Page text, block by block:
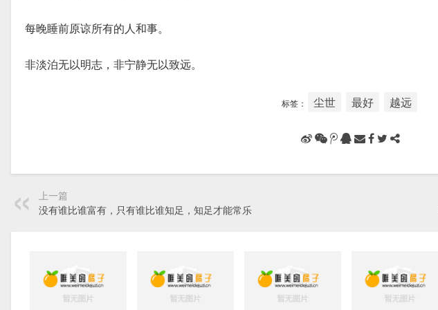
每晚睡前原谅所有的人和事。
非淡泊无以明志，非宁静无以致远。
标签： 尘世 最好 越远
上一篇
没有谁比谁富有，只有谁比谁知足，知足才能常乐